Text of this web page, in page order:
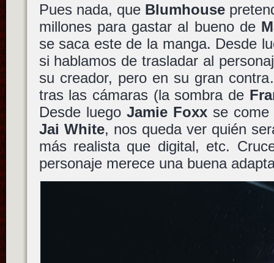
Pues nada, que Blumhouse
millones para gastar al bueno de
se saca este de la manga. Desde
si hablamos de trasladar al
su creador, pero en su gran
tras las cámaras (la sombra de
Desde luego Jamie Foxxse come
Jai White, nos queda ver quién
más realista que digital, etc.
personaje merece una buena